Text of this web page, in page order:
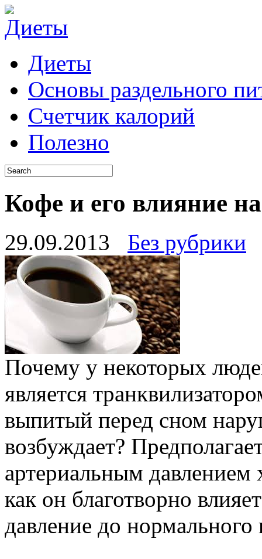
Диеты
Основы раздельного
Счетчик калорий
Полезно
Кофе и его влияние
29.09.2013 Без рубрики
Почему у некоторых
является
выпитый перед сном
возбуждает?
артериальным давлением
как он благотворно
давление до нормального